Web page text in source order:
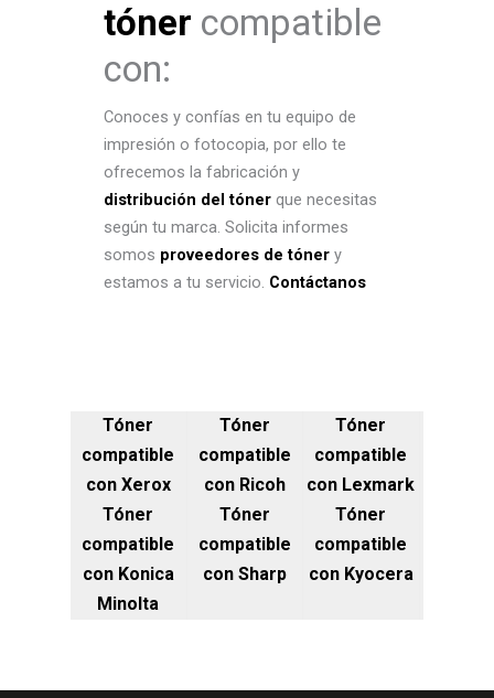
tóner compatible
con:
Conoces y confías en tu equipo de
impresión o fotocopia, por ello te
ofrecemos la fabricación y
distribución del tóner que necesitas
según tu marca. Solicita informes
somos proveedores de tóner y
estamos a tu servicio. Contáctanos
Tóner
compatible
con Xerox
Tóner
compatible
con Ricoh
Tóner
compatible
con Lexmark
Tóner
compatible
con Konica
Minolta
Tóner
compatible
con Sharp
Tóner
compatible
con Kyocera